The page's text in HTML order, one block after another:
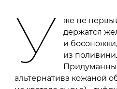
У
же не
держатся
и
из
альтернатива кожаной